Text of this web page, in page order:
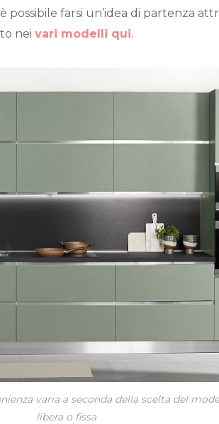
possibile farsi un’idea di partenza
nei vari modelli qui.
varia a seconda della scelta del
libera o fissa